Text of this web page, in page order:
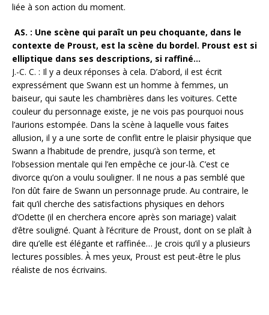
liée à son action du moment.
AS. : Une scène qui paraît un peu choquante, dans le
contexte de Proust, est la scène du bordel. Proust est si
elliptique dans ses descriptions, si raffiné…
J.-C. C. : Il y a deux réponses à cela. D’abord, il est écrit
expressément que Swann est un homme à femmes, un
baiseur, qui saute les chambrières dans les voitures. Cette
couleur du personnage existe, je ne vois pas pourquoi nous
l’aurions estompée. Dans la scène à laquelle vous faites
allusion, il y a une sorte de conflit entre le plaisir physique que
Swann a l’habitude de prendre, jusqu’à son terme, et
l’obsession mentale qui l’en empêche ce jour-là. C’est ce
divorce qu’on a voulu souligner. Il ne nous a pas semblé que
l’on dût faire de Swann un personnage prude. Au contraire, le
fait qu’il cherche des satisfactions physiques en dehors
d’Odette (il en cherchera encore après son mariage) valait
d’être souligné. Quant à l’écriture de Proust, dont on se plaît à
dire qu’elle est élégante et raffinée… Je crois qu’il y a plusieurs
lectures possibles. À mes yeux, Proust est peut-être le plus
réaliste de nos écrivains.